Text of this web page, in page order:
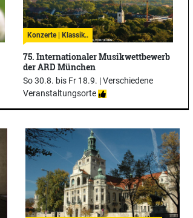
Konzerte | Klassik..
75. Internationaler Musikwettbewerb
der ARD München
So 30.8. bis Fr 18.9. |Verschiedene
Veranstaltungsorte